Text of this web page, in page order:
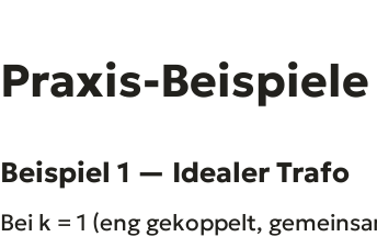
Praxis-Beispiele
Beispiel 1 — Idealer Trafo
Bei k = 1 (eng gekoppelt,